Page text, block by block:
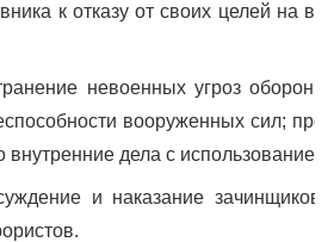
к отказу от своих целей на
невоенных угроз
вооруженных сил;
внутренние дела с
и наказание зачинщиков